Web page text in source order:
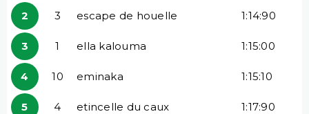
2 3 escape de houelle 1:14:90
3 1 ella kalouma 1:15:00
4 10 eminaka 1:15:10
5 4 etincelle du caux 1:17:90